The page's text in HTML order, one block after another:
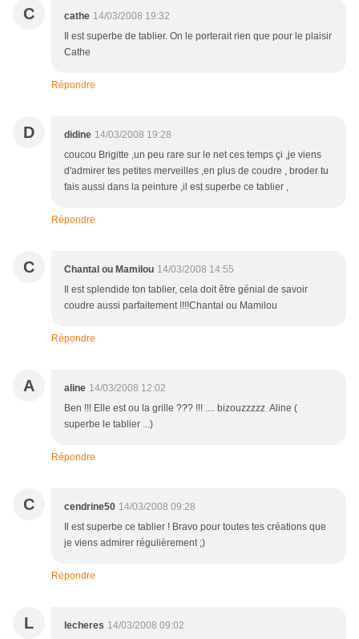
C cathe 14/03/2008 19:32
Il est superbe de tablier. On le porterait rien que pour le plaisir
Cathe
Répondre
D didine 14/03/2008 19:28
coucou Brigitte ,un peu rare sur le net ces temps çi ,je viens
d'admirer tes petites merveilles ,en plus de coudre , broder tu
fais aussi dans la peinture ,il est superbe ce tablier ,
Répondre
C Chantal ou Mamilou 14/03/2008 14:55
Il est splendide ton tablier, cela doit être génial de savoir
coudre aussi parfaitement !!!!Chantal ou Mamilou
Répondre
A aline 14/03/2008 12:02
Ben !!! Elle est ou la grille ??? !!! .... bizouzzzzz Aline (
superbe le tablier ...)
Répondre
C cendrine50 14/03/2008 09:28
Il est superbe ce tablier ! Bravo pour toutes tes créations que
je viens admirer régulièrement ;)
Répondre
L lecheres 14/03/2008 09:02